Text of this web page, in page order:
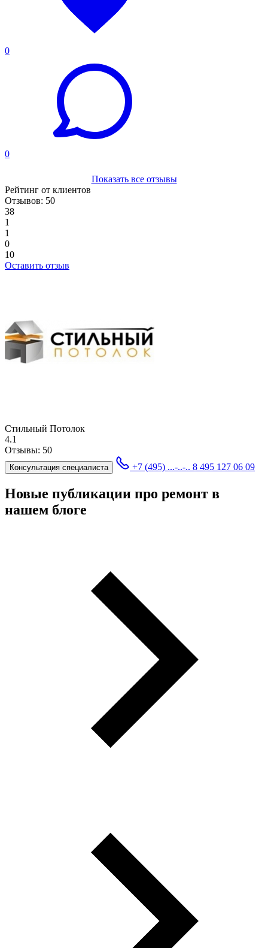
0
0
Показать все отзывы
Рейтинг от клиентов
Отзывов: 50
38
1
1
0
10
Оставить отзыв
Стильный Потолок
4.1
Отзывы: 50
Консультация специалиста +7 (495) ...-..-.. 8 495 127 06 09
Новые публикации про ремонт в
нашем блоге